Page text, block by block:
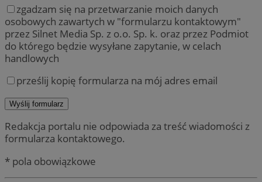
zgadzam się na przetwarzanie moich danych
osobowych zawartych w "formularzu kontaktowym"
przez Silnet Media Sp. z o.o. Sp. k. oraz przez Podmiot
do którego będzie wysyłane zapytanie, w celach
handlowych
prześlij kopię formularza na mój adres email
Redakcja portalu nie odpowiada za treść wiadomości z
formularza kontaktowego.
* pola obowiązkowe